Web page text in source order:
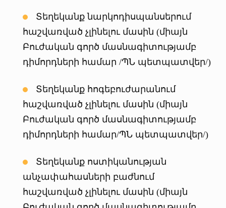
Տեղեկանք նարկոդիսպանսերում
հաշվառված չլինելու մասին (միայն
Բուժական գործ մասնագիտությամբ
դիմորդների համար /ՊՆ պետպատվեր/)
Տեղեկանք հոգեբուժարանում
հաշվառված չլինելու մասին (միայն
Բուժական գործ մասնագիտությամբ
դիմորդների համար/ՊՆ պետպատվեր/)
Տեղեկանք ոստիկանության
անչափահասների բաժնում
հաշվառված չլինելու մասին (միայն